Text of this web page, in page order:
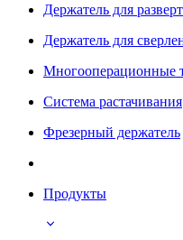
Держатель для
Держатель для
Многооперационные
Система растачивания
Фрезерный держатель
Продукты